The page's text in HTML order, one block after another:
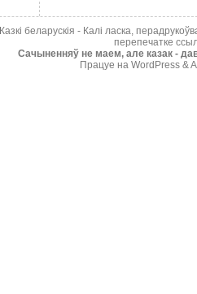
Казкі беларускія - Калі ласка,
перепечатке
Cачыненняў не маем, але казак -
Працуе на WordPress &